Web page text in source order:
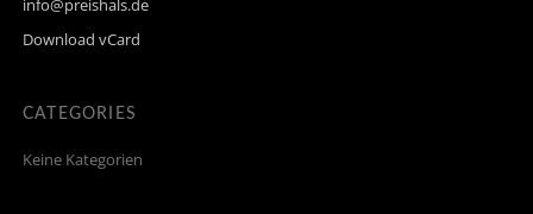
info@preishals.de
Download vCard
CATEGORIES
Keine Kategorien